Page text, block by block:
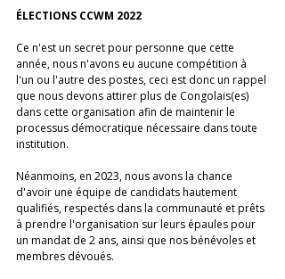
ÉLECTIONS CCWM 2022
Ce n'est un secret pour personne que cette
année, nous n'avons eu aucune compétition à
l'un ou l'autre des postes, ceci est donc un rappel
que nous devons attirer plus de Congolais(es)
dans cette organisation afin de maintenir le
processus démocratique nécessaire dans toute
institution.
Néanmoins, en 2023, nous avons la chance
d'avoir une équipe de candidats hautement
qualifiés, respectés dans la communauté et prêts
à prendre l'organisation sur leurs épaules pour
un mandat de 2 ans, ainsi que nos bénévoles et
membres dévoués.